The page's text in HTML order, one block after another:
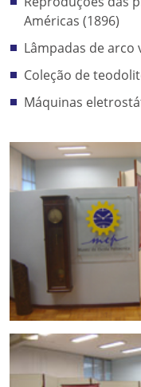
Américas (1896)
Lâmpadas de arco
Coleção de
Máquinas